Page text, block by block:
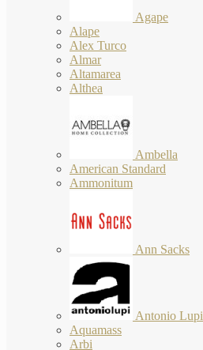
Agape
Alape
Alex Turco
Almar
Altamarea
Althea
Ambella
American Standard
Ammonitum
Ann Sacks
Antonio Lupi
Aquamass
Arbi